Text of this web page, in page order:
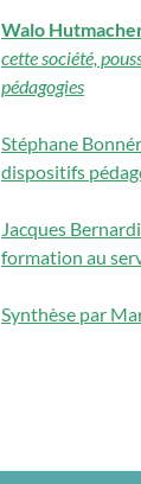
Walo
cette société,
pédagogies
Stéphane
dispositifs
Jacques
formation au
Synthèse par